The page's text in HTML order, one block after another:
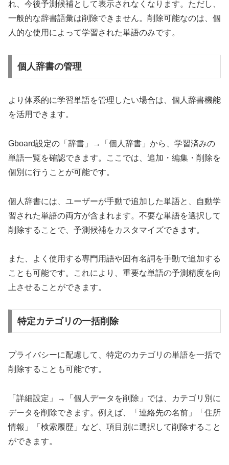
れ、今後予測候補として表示されなくなります。ただし、
一般的な辞書語彙は削除できません。削除可能なのは、個
人的な使用によって学習された単語のみです。
個人辞書の管理
より体系的に学習単語を管理したい場合は、個人辞書機能
を活用できます。
Gboard設定の「辞書」→「個人辞書」から、学習済みの
単語一覧を確認できます。ここでは、追加・編集・削除を
個別に行うことが可能です。
個人辞書には、ユーザーが手動で追加した単語と、自動学
習された単語の両方が含まれます。不要な単語を選択して
削除することで、予測候補をカスタマイズできます。
また、よく使用する専門用語や固有名詞を手動で追加する
ことも可能です。これにより、重要な単語の予測精度を向
上させることができます。
特定カテゴリの一括削除
プライバシーに配慮して、特定のカテゴリの単語を一括で
削除することも可能です。
「詳細設定」→「個人データを削除」では、カテゴリ別に
データを削除できます。例えば、「連絡先の名前」「住所
情報」「検索履歴」など、項目別に選択して削除すること
ができます。